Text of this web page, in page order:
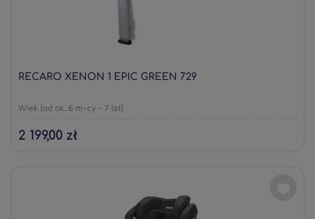
RECARO XENON 1 EPIC GREEN 729
Wiek (od ok. 6 m-cy - 7 lat)
2 199,00 zł